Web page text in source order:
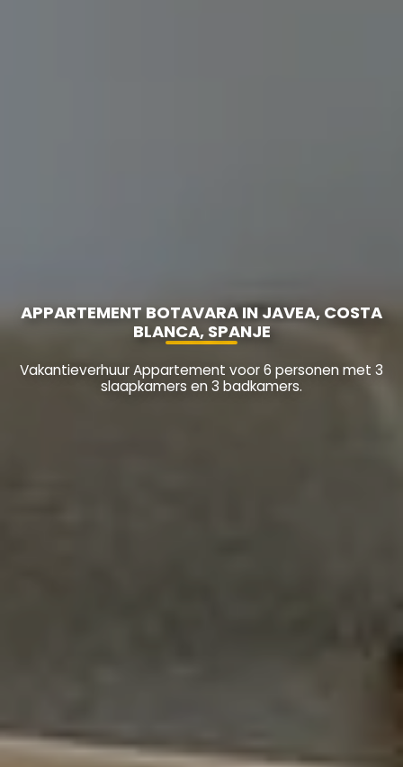
APPARTEMENT BOTAVARA IN JAVEA, COSTA
BLANCA, SPANJE
Vakantieverhuur Appartement voor 6 personen met 3
slaapkamers en 3 badkamers.